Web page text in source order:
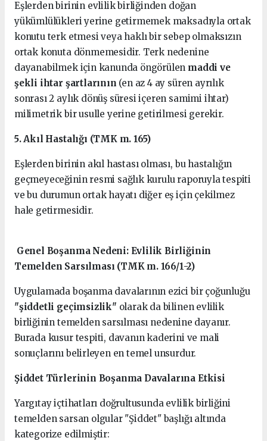
Eşlerden birinin evlilik birliğinden doğan
yükümlülükleri yerine getirmemek maksadıyla ortak
konutu terk etmesi veya haklı bir sebep olmaksızın
ortak konuta dönmemesidir. Terk nedenine
dayanabilmek için kanunda öngörülen maddi ve
şekli ihtar şartlarının (en az 4 ay süren ayrılık
sonrası 2 aylık dönüş süresi içeren samimi ihtar)
milimetrik bir usulle yerine getirilmesi gerekir.
5. Akıl Hastalığı (TMK m. 165)
Eşlerden birinin akıl hastası olması, bu hastalığın
geçmeyeceğinin resmi sağlık kurulu raporuyla tespiti
ve bu durumun ortak hayatı diğer eş için çekilmez
hale getirmesidir.
Genel Boşanma Nedeni: Evlilik Birliğinin
Temelden Sarsılması (TMK m. 166/1-2)
Uygulamada boşanma davalarının ezici bir çoğunluğu
"şiddetli geçimsizlik" olarak da bilinen evlilik
birliğinin temelden sarsılması nedenine dayanır.
Burada kusur tespiti, davanın kaderini ve mali
sonuçlarını belirleyen en temel unsurdur.
Şiddet Türlerinin Boşanma Davalarına Etkisi
Yargıtay içtihatları doğrultusunda evlilik birliğini
temelden sarsan olgular "Şiddet" başlığı altında
kategorize edilmiştir: